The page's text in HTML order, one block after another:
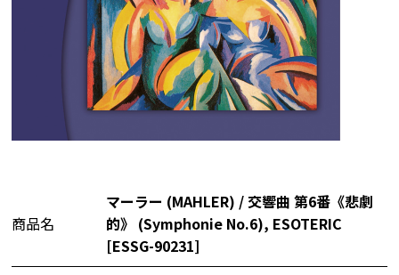
商品名
マーラー (MAHLER) / 交響曲 第6番《悲劇
的》 (Symphonie No.6), ESOTERIC
[ESSG-90231]